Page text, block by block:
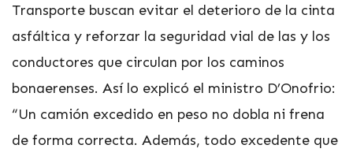
Transporte buscan evitar el deterioro de la cinta
asfáltica y reforzar la seguridad vial de las y los
conductores que circulan por los caminos
bonaerenses. Así lo explicó el ministro D’Onofrio:
“Un camión excedido en peso no dobla ni frena
de forma correcta. Además, todo excedente que